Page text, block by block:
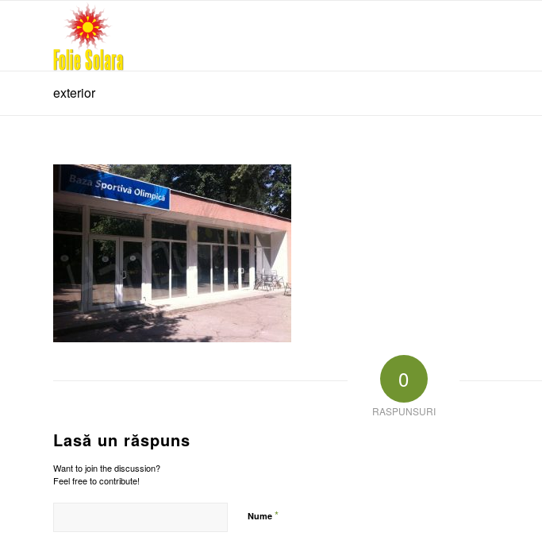
exterior
0
RASPUNSURI
Lasă un răspuns
Want to join the discussion?
Feel free to contribute!
Nume *